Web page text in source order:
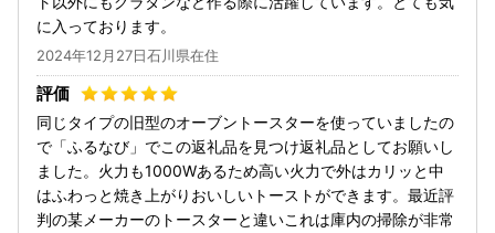
に入っております。
2024年12月27日石川県在住
同じタイプの旧型のオーブントースターを使っていましたの
で「ふるなび」でこの返礼品を見つけ返礼品としてお願いし
ました。火力も1000Wあるため高い火力で外はカリッと中
はふわっと焼き上がりおいしいトーストができます。最近評
判の某メーカーのトースターと違いこれは庫内の掃除が非常